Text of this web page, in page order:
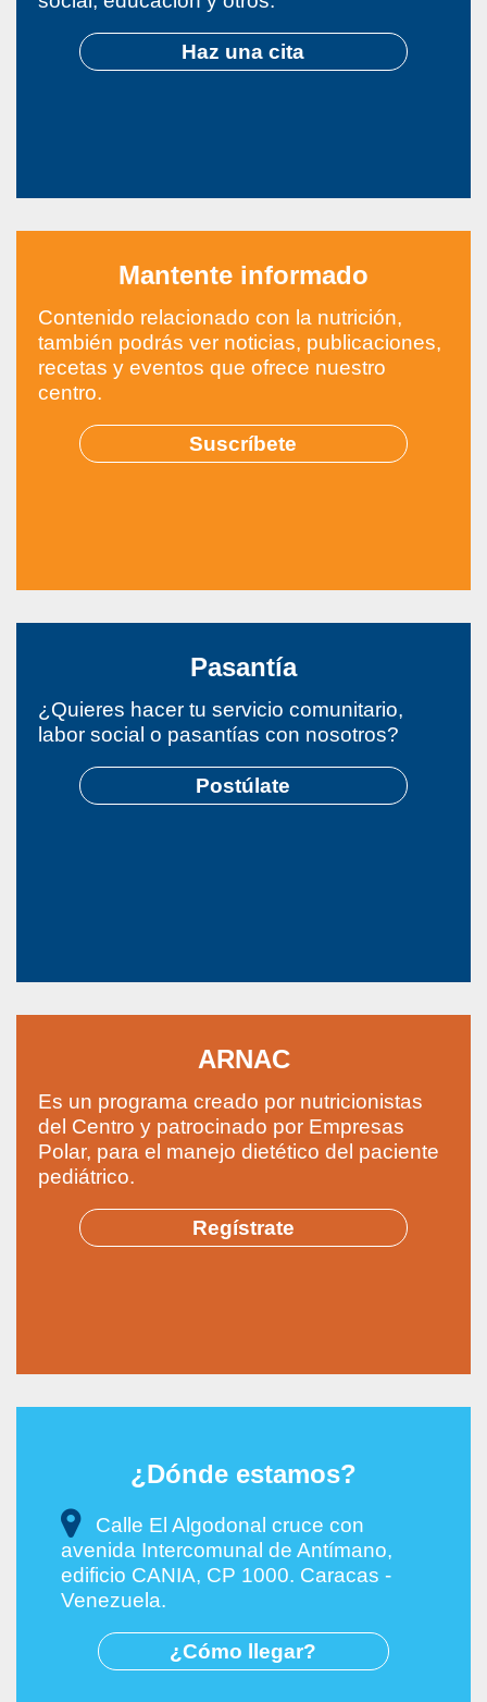
Haz una cita
Mantente informado
Contenido relacionado con la nutrición,
también podrás ver noticias, publicaciones,
recetas y eventos que ofrece nuestro
centro.
Suscríbete
Pasantía
¿Quieres hacer tu servicio comunitario,
labor social o pasantías con nosotros?
Postúlate
ARNAC
Es un programa creado por nutricionistas
del Centro y patrocinado por Empresas
Polar, para el manejo dietético del paciente
pediátrico.
Regístrate
¿Dónde estamos?
Calle El Algodonal cruce con
avenida Intercomunal de Antímano,
edificio CANIA, CP 1000. Caracas -
Venezuela.
¿Cómo llegar?